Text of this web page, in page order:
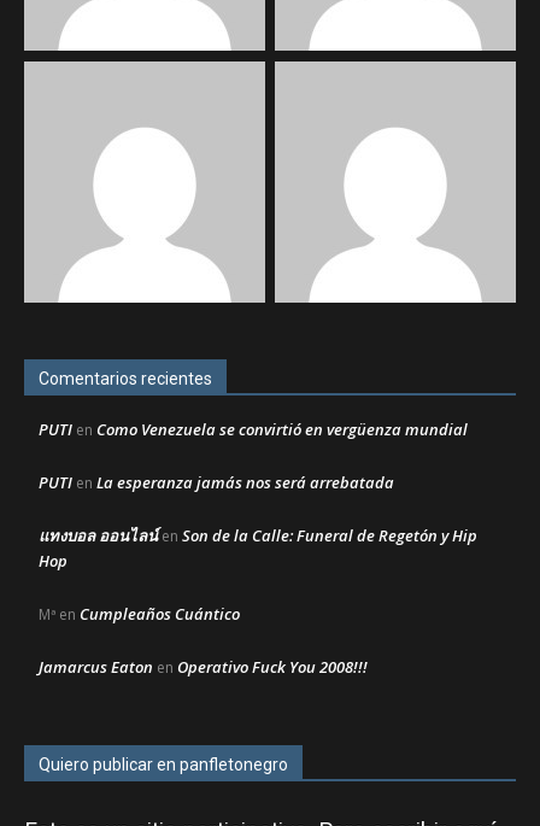
Comentarios recientes
PUTI en Como Venezuela se convirtió en vergüenza mundial
PUTI en La esperanza jamás nos será arrebatada
แทงบอล ออนไลน์en Son de la Calle: Funeral de Regetón y Hip
Hop
Mª en Cumpleaños Cuántico
Jamarcus Eaton en Operativo Fuck You 2008!!!
Quiero publicar en panfletonegro